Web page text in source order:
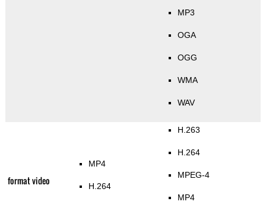
MP3
OGA
OGG
WMA
WAV
format video
MP4
H.264
H.263
H.264
MPEG-4
MP4